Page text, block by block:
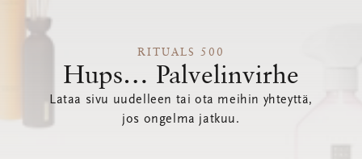
RITUALS 500
Hups… Palvelinvirhe
Lataa sivu uudelleen tai ota meihin yhteyttä,
jos ongelma jatkuu.